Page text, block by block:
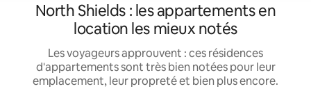
North Shields : les appartements en
location les mieux notés
Les voyageurs approuvent : ces résidences
d'appartements sont très bien notées pour leur
emplacement, leur propreté et bien plus encore.